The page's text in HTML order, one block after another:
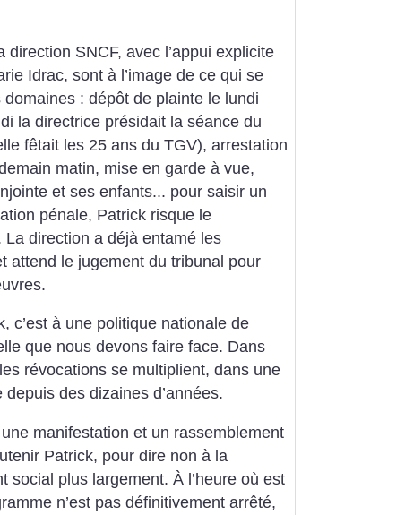
direction SNCF, avec l’appui explicite
Idrac, sont à l’image de ce qui se
domaines : dépôt de plainte le lundi
la directrice présidait la séance du
fêtait les 25 ans du TGV), arrestation
matin, mise en garde à vue,
et ses enfants... pour saisir un
pénale, Patrick risque le
La direction a déjà entamé les
attend le jugement du tribunal pour
c’est à une politique nationale de
que nous devons faire face. Dans
révocations se multiplient, dans une
des dizaines d’années.
manifestation et un rassemblement
Patrick, pour dire non à la
social plus largement. À l’heure où est
n’est pas définitivement arrêté,